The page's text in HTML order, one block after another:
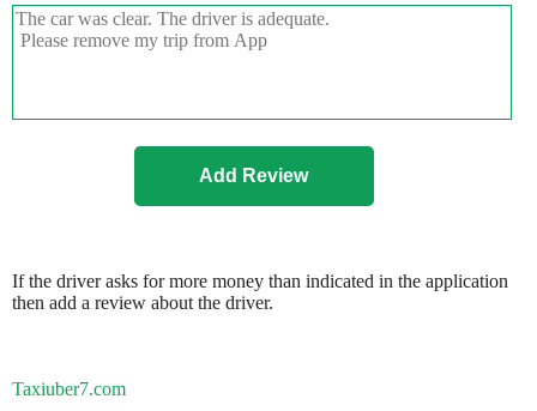
If the driver asks for more money than indicated in the application
then add a review about the driver.
Taxiuber7.com